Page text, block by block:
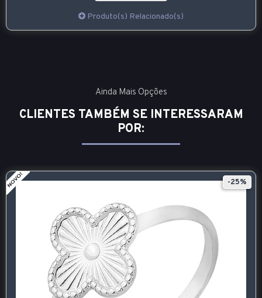
Produto(s) Relacionado(s)
Ainda Mais Opções
CLIENTES TAMBÉM SE INTERESSARAM
POR:
-25%